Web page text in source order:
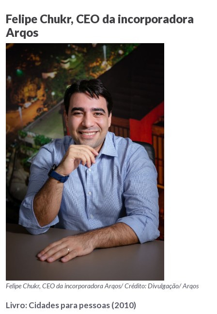
Felipe Chukr, CEO da incorporadora
Arqos
Felipe Chukr, CEO da incorporadora Arqos/ Crédito: Divulgação/ Arqos
Livro: Cidades para pessoas (2010)